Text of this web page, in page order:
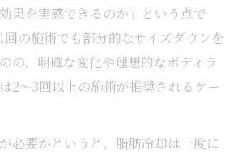
果を実感できるのか」という点で
回の施術でも部分的なサイズダウンを
の、明確な変化や理想的なボディラ
2〜3回以上の施術が推奨されるケー
必要かというと、脂肪冷却は一度に